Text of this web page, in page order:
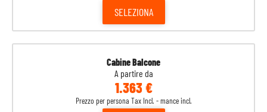
SELEZIONA
Cabine Balcone
A partire da
1.363 €
Prezzo per persona Tax Incl. - mance incl.